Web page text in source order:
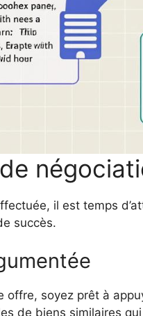
il est temps
succès.
offre, soyez prêt à
de biens similaires